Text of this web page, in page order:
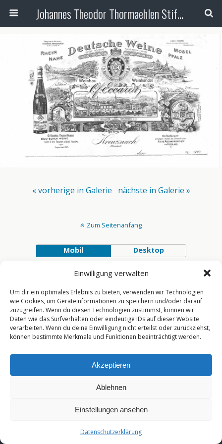
Einwilligung verwalten
Um dir ein optimales Erlebnis zu bieten, verwenden wir Technologien
wie Cookies, um Geräteinformationen zu speichern und/oder darauf
zuzugreifen. Wenn du diesen Technologien zustimmst, können wir
Daten wie das Surfverhalten oder eindeutige IDs auf dieser Website
verarbeiten. Wenn du deine Einwilligung nicht erteilst oder zurückziehst,
können bestimmte Merkmale und Funktionen beeinträchtigt werden.
Akzeptieren
Ablehnen
Einstellungen ansehen
Datenschutzerklärung
Johannes Theodor Thormaehlen Stiftung
« vorherige in Galerie nächste in Galerie »
Zum Seitenanfang
Mobil Desktop
[year]